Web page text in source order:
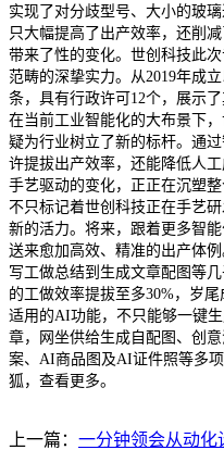
实现了对分歧型号、大小的玻
只大幅提高了出产效率，还削
带来了性的变化。世创科技此
范畴的深挚实力。从2019年成
条，具有行政许可12个，展示
在当前工业智能化的大布景下
疑为行业树立了新的标杆。通
许提拔出产效率，还能降低人
手艺驱动的变化，正正在沉塑
不只标记着世创科技正在手艺
新的活力。将来，跟着更多智
送来愈加高效、精准的出产体
写工做总结到生成文章配图等
的工做效率提拔至多30%，岁
适用的AI功能，不只能够一键
章，网坐供给生成自配图、创
案、AI商品图及AI证件照等多
狐，查看更多。
上一篇： 一分钟领会从动化